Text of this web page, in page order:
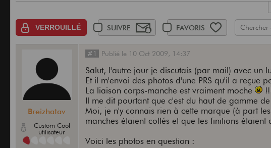
VERROUILLÉ SUIVRE FAVORIS
Breizhatav
Custom Cool
utilisateur
#1 Publié le 10 Oct 2009, 14:37
Salut, l'autre jour je discutais (par mail) avec un
Et il m'envoi des photos d'une PRS qu'il a reçue
La liaison corps-manche est vraiment moche
Il me dit pourtant que c'est du haut de gamme de
Moi, je n'y connais rien à cette marque (à part
manches étaient collés et que les finitions
Voici les photos en question :